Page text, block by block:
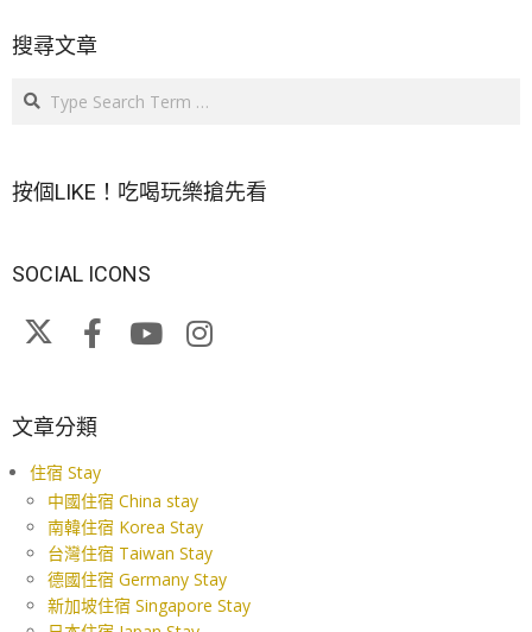
搜尋文章
Search
按個LIKE！吃喝玩樂搶先看
SOCIAL ICONS
文章分類
住宿 Stay
中國住宿 China stay
南韓住宿 Korea Stay
台灣住宿 Taiwan Stay
德國住宿 Germany Stay
新加坡住宿 Singapore Stay